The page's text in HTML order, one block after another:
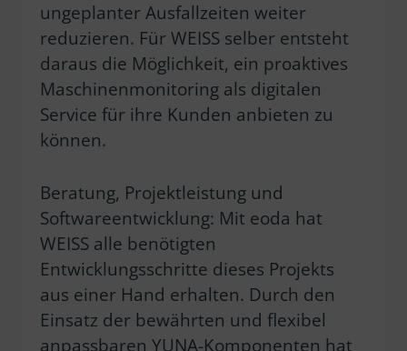
ungeplanter Ausfallzeiten weiter
reduzieren. Für WEISS selber entsteht
daraus die Möglichkeit, ein proaktives
Maschinenmonitoring als digitalen
Service für ihre Kunden anbieten zu
können.
Beratung, Projektleistung und
Softwareentwicklung: Mit eoda hat
WEISS alle benötigten
Entwicklungsschritte dieses Projekts
aus einer Hand erhalten. Durch den
Einsatz der bewährten und flexibel
anpassbaren YUNA-Komponenten hat